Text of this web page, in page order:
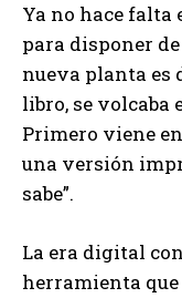
Ya no hace falta
para disponer
nueva planta es
libro, se volcaba
Primero viene
una versión
sabe”.
La era digital
herramienta